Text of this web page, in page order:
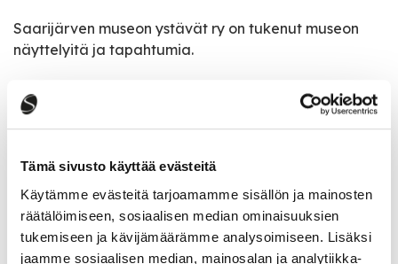
Tämä sivusto käyttää evästeitä
Käytämme evästeitä tarjoamamme sisällön ja mainosten
räätälöimiseen, sosiaalisen median ominaisuuksien
tukemiseen ja kävijämäärämme analysoimiseen. Lisäksi
jaamme sosiaalisen median, mainosalan ja analytiikka-
Saarijärven museon ystävät ry on tukenut museon
näyttelyitä ja tapahtumia.
Näyttely on osa Tapperien Taideseura ry:n 30-
vuotisjuhlavuoden 2023 ohjelmaa. Suomen
opetus- ja kulttuuriministeriö ovat tukeneet
tiede- ja kulttuuriministeri Petri Honkonen.